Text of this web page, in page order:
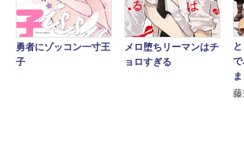
勇者にゾッコン一寸王
子
メロ堕ちリーマンはチ
ョロすぎる
藤